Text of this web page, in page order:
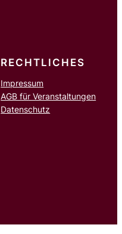
RECHTLICHES
Impressum
AGB für Veranstaltungen
Datenschutz